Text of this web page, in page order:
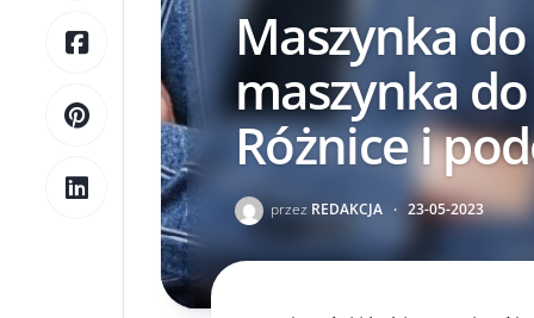
Maszynka
maszynka
Różnice i
przez REDAKCJA · 23-05-2023